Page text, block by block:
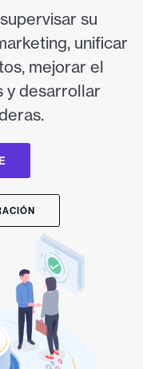
su
unificar
mejorar el
y desarrollar